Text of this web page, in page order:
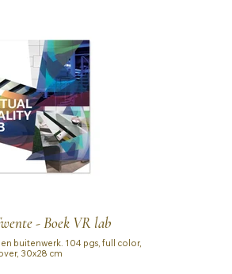
- Boek VR lab
buitenwerk. 104 pgs, full color,
30x28 cm